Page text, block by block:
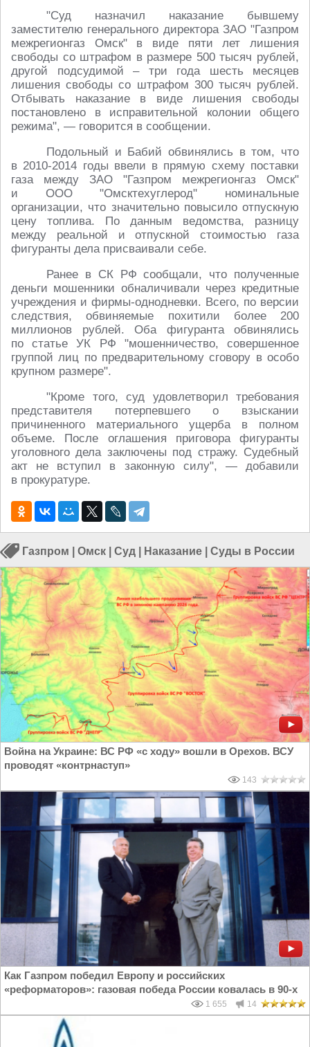
"Суд назначил наказание бывшему
заместителю генерального директора ЗАО "Газпром
межрегионгаз Омск" в виде пяти лет лишения
свободы со штрафом в размере 500 тысяч рублей,
другой подсудимой – три года шесть месяцев
лишения свободы со штрафом 300 тысяч рублей.
Отбывать наказание в виде лишения свободы
постановлено в исправительной колонии общего
режима", — говорится в сообщении.
Подольный и Бабий обвинялись в том, что
в 2010-2014 годы ввели в прямую схему поставки
газа между ЗАО "Газпром межрегионгаз Омск"
и ООО "Омсктехуглерод" номинальные
организации, что значительно повысило отпускную
цену топлива. По данным ведомства, разницу
между реальной и отпускной стоимостью газа
фигуранты дела присваивали себе.
Ранее в СК РФ сообщали, что полученные
деньги мошенники обналичивали через кредитные
учреждения и фирмы-однодневки. Всего, по версии
следствия, обвиняемые похитили более 200
миллионов рублей. Оба фигуранта обвинялись
по статье УК РФ "мошенничество, совершенное
группой лиц по предварительному сговору в особо
крупном размере".
"Кроме того, суд удовлетворил требования
представителя потерпевшего о взыскании
причиненного материального ущерба в полном
объеме. После оглашения приговора фигуранты
уголовного дела заключены под стражу. Судебный
акт не вступил в законную силу", — добавили
в прокуратуре.
Газпром Омск Суд Наказание Суды в России
Война на Украине: ВС РФ «с ходу» вошли в Орехов. ВСУ
проводят «контрнаступ»
143
Как Газпром победил Европу и российских
«реформаторов»: газовая победа России ковалась в 90-х
1 655 14